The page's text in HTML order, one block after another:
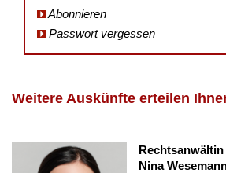
Abonnieren
Passwort vergessen
Weitere Auskünfte erteilen
Rechtsanwältin
Nina